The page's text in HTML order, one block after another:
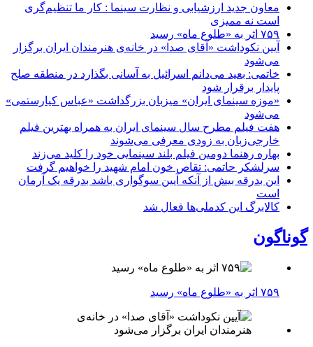
معاون جدید ارزشیابی و نظارت سینما : کار ما تنظیم‌گری
است نه ممیزی
۷۵۹ اثر به «طلوع ماه» رسید
آیین نکوداشت «آقای صدا» در خانه‌ی هنرمندان ایران برگزار
می‌شود
خاتمی: بعید می‌دانم اسرائیل به آسانی بگذارد در منطقه صلح
پایدار برقرار شود
«موزه سینمای ایران» میزبان بزرگداشت «عباس کیارستمی»
می‌شود
هفت فیلم مطرح سال سینمای ایران به همراه بهترین فیلم
خارجی‌زبان به زودی معرفی می‌شوند
بهاره رهنما دومین فیلم بلند سینمایی خود را کلید می‌زند
سرلشکر حاتمی: تقاص خون امام شهید را خواهیم گرفت
این بدرقه بیش از آنکه آیین سوگواری باشد بدرقه یک آرمان
است
کالابرگ این کدملی‌ها فعال شد
گوناگون
۷۵۹ اثر به «طلوع ماه» رسید